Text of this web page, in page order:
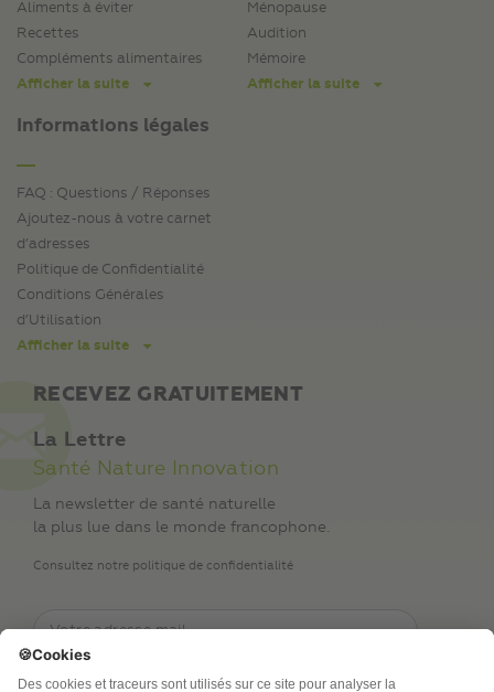
Aliments à éviter
Recettes
Compléments alimentaires
Afficher la suite
Informations légales
FAQ : Questions / Réponses
Ajoutez-nous à votre carnet
d’adresses
Politique de Confidentialité
Conditions Générales
d’Utilisation
Afficher la suite
Ménopause
Audition
Mémoire
Afficher la suite
RECEVEZ GRATUITEMENT
La Lettre
Santé Nature Innovation
La newsletter de santé naturelle
la plus lue dans le monde francophone.
Consultez notre politique de confidentialité